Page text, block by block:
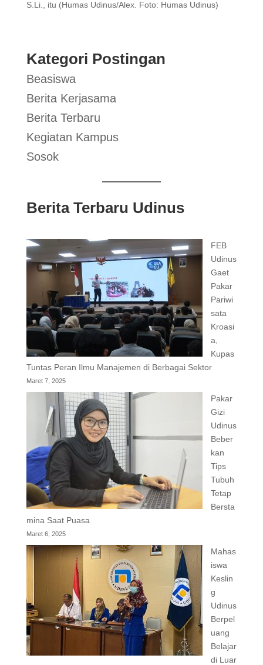
S.Li., itu (Humas Udinus/Alex. Foto: Humas Udinus)
Kategori Postingan
Beasiswa
Berita Kerjasama
Berita Terbaru
Kegiatan Kampus
Sosok
Berita Terbaru Udinus
FEB
Udinus
Gaet
Pakar
Pariwi
sata
Kroasi
a,
Kupas
Tuntas Peran Ilmu Manajemen di Berbagai Sektor
Maret 7, 2025
Pakar
Gizi
Udinus
Beber
kan
Tips
Tubuh
Tetap
Bersta
mina Saat Puasa
Maret 6, 2025
Mahas
iswa
Keslin
g
Udinus
Berpel
uang
Belajar
di Luar